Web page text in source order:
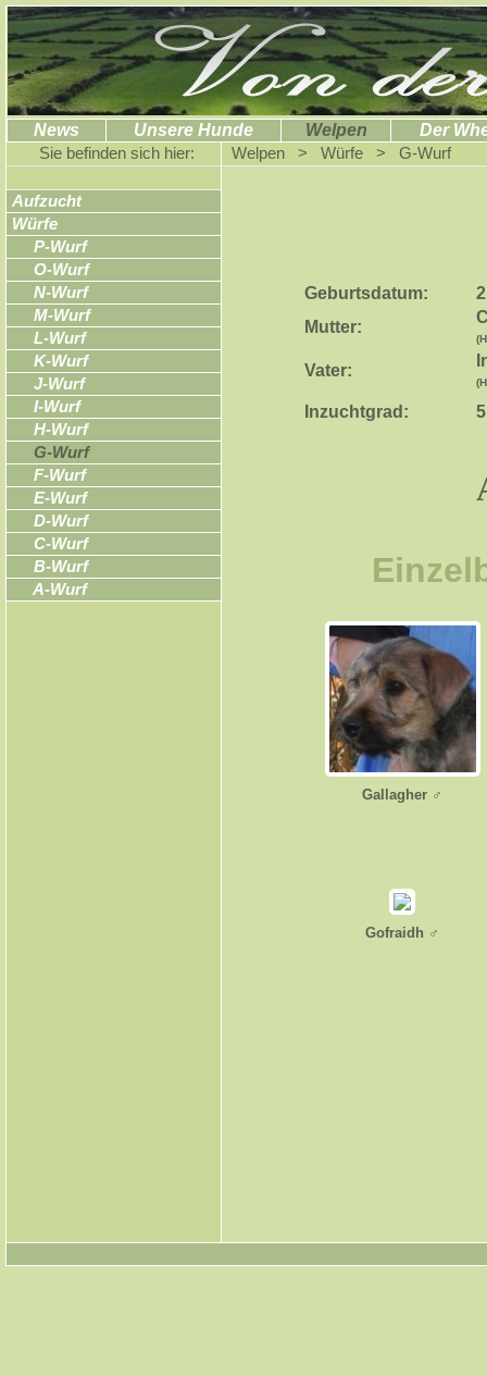
News Unsere Hunde Welpen Der
Sie befinden sich hier:
Aufzucht
Würfe
P-Wurf
O-Wurf
N-Wurf
M-Wurf
L-Wurf
K-Wurf
J-Wurf
I-Wurf
H-Wurf
G-Wurf
F-Wurf
E-Wurf
D-Wurf
C-Wurf
B-Wurf
A-Wurf
Welpen > Würfe > G-Wurf
Geburtsdatum:
Mutter:
Vater:
Inzuchtgrad:
Gallagher ♂
Gofraidh ♂